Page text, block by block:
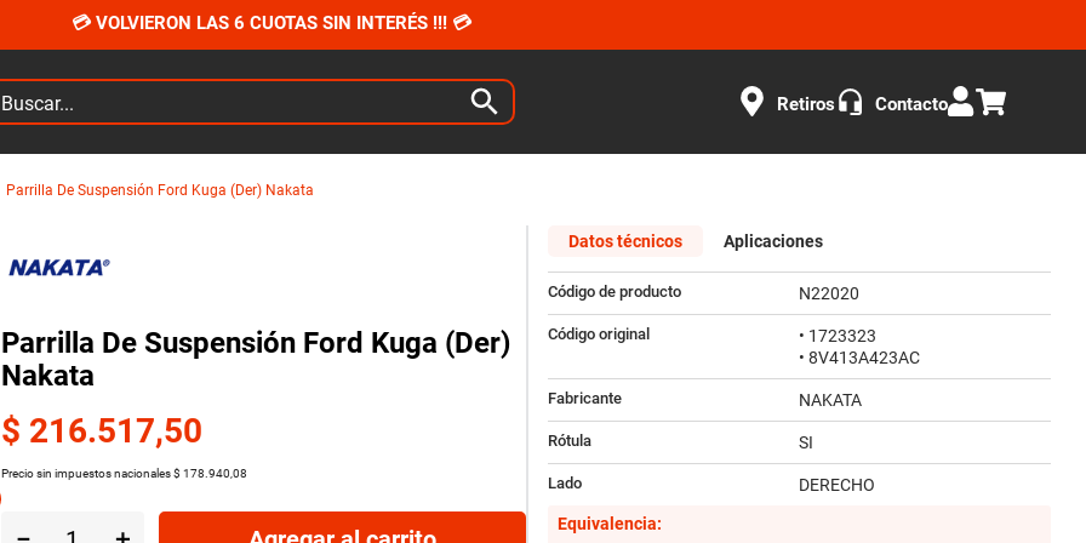
💳 VOLVIERON LAS 6 CUOTAS SIN INTERÉS !!! 💳
Retiros Contacto
Parrilla De Suspensión Ford Kuga (Der) Nakata
Parrilla De Suspensión Ford Kuga (Der)
Nakata
$ 216.517,50
Precio sin impuestos nacionales$ 178 940 08
Datos técnicos Aplicaciones
Código de producto N22020
Código original
• 1723323
• 8V413A423AC
Fabricante NAKATA
Rótula SI
Lado
DERECHO
Equivalencia: